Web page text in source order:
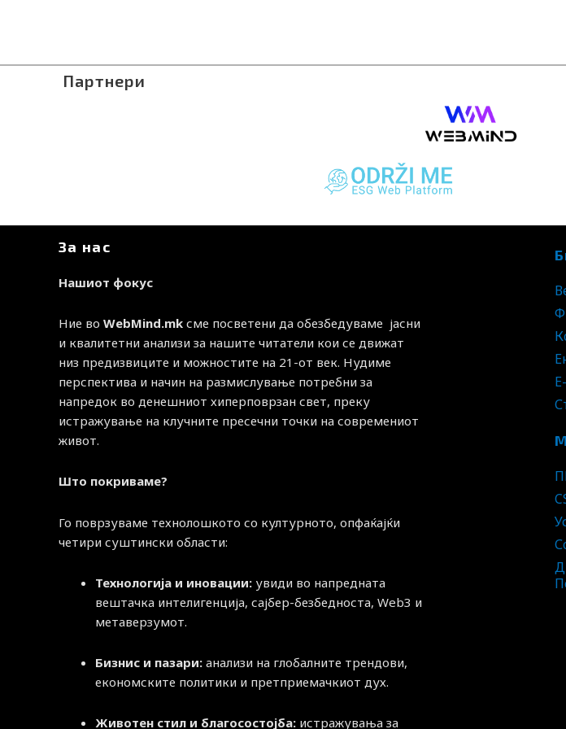
Партнери
За нас
Нашиот фокус
Ние во WebMind.mk сме посветени да обезбедуваме јасни
и квалитетни анализи за нашите читатели кои се движат
низ предизвиците и можностите на 21-от век. Нудиме
перспектива и начин на размислување потребни за
напредок во денешниот хиперповрзан свет, преку
истражување на клучните пресечни точки на современиот
живот.
Што покриваме?
Го поврзуваме технолошкото со културното, опфаќајќи
четири суштински области:
Технологија и иновации: увиди во напредната
вештачка интелигенција, сајбер-безбедноста, Web3 и
метаверзумот.
Бизнис и пазари: анализи на глобалните трендови,
економските политики и претприемачкиот дух.
Животен стил и благосостојба: истражувања за